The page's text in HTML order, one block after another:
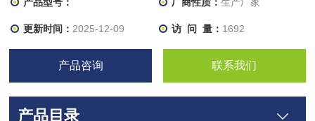
更新时间： 2025-12-09 访 问 量： 1692
产品咨询 联系我们
产品目录